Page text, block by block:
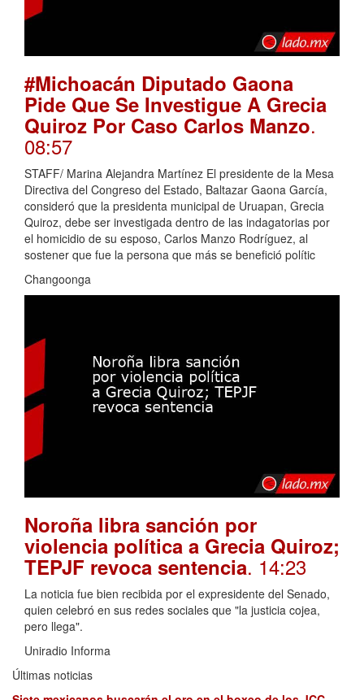
#Michoacán Diputado Gaona
Pide Que Se Investigue A Grecia
Quiroz Por Caso Carlos Manzo.
08:57
STAFF/ Marina Alejandra Martínez El presidente de la Mesa
Directiva del Congreso del Estado, Baltazar Gaona García,
consideró que la presidenta municipal de Uruapan, Grecia
Quiroz, debe ser investigada dentro de las indagatorias por
el homicidio de su esposo, Carlos Manzo Rodríguez, al
sostener que fue la persona que más se benefició polític
Changoonga
Noroña libra sanción por
violencia política a Grecia Quiroz;
TEPJF revoca sentencia. 14:23
La noticia fue bien recibida por el expresidente del Senado,
quien celebró en sus redes sociales que "la justicia cojea,
pero llega".
Uniradio Informa
Últimas noticias